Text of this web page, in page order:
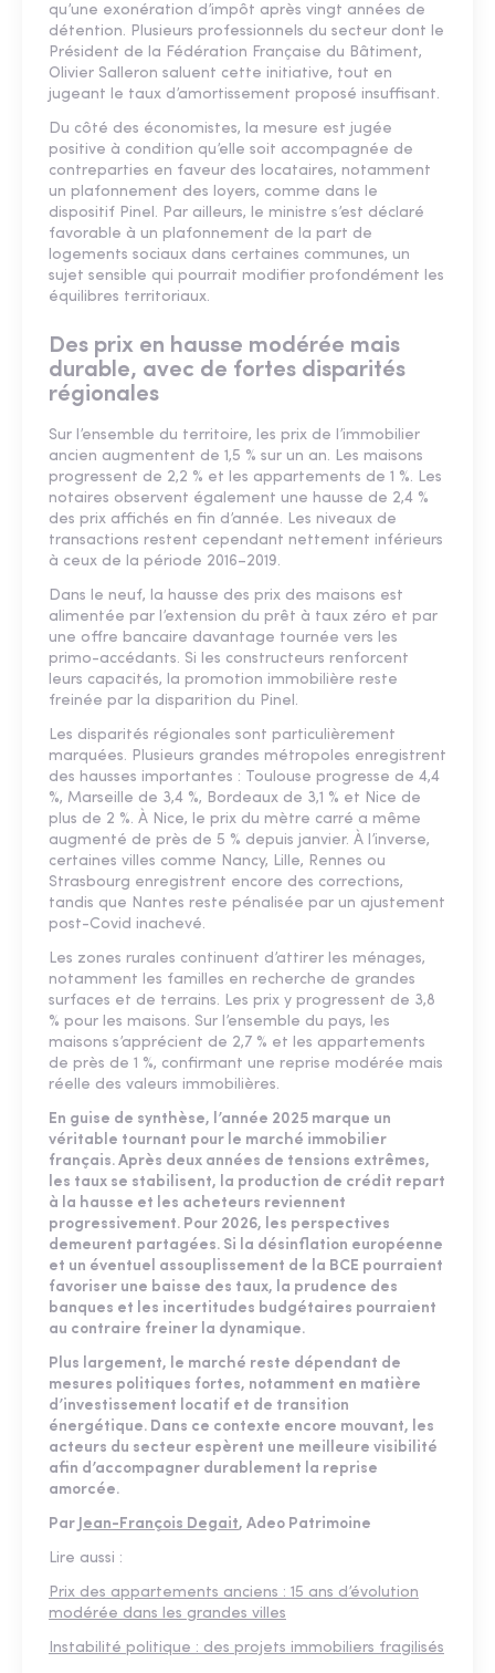
qu’une exonération d’impôt après vingt années de
détention. Plusieurs professionnels du secteur dont le
Président de la Fédération Française du Bâtiment,
Olivier Salleron saluent cette initiative, tout en
jugeant le taux d’amortissement proposé insuffisant.
Du côté des économistes, la mesure est jugée
positive à condition qu’elle soit accompagnée de
contreparties en faveur des locataires, notamment
un plafonnement des loyers, comme dans le
dispositif Pinel. Par ailleurs, le ministre s’est déclaré
favorable à un plafonnement de la part de
logements sociaux dans certaines communes, un
sujet sensible qui pourrait modifier profondément les
équilibres territoriaux.
Des prix en hausse modérée mais
durable, avec de fortes disparités
régionales
Sur l’ensemble du territoire, les prix de l’immobilier
ancien augmentent de 1,5 % sur un an. Les maisons
progressent de 2,2 % et les appartements de 1 %. Les
notaires observent également une hausse de 2,4 %
des prix affichés en fin d’année. Les niveaux de
transactions restent cependant nettement inférieurs
à ceux de la période 2016–2019.
Dans le neuf, la hausse des prix des maisons est
alimentée par l’extension du prêt à taux zéro et par
une offre bancaire davantage tournée vers les
primo-accédants. Si les constructeurs renforcent
leurs capacités, la promotion immobilière reste
freinée par la disparition du Pinel.
Les disparités régionales sont particulièrement
marquées. Plusieurs grandes métropoles enregistrent
des hausses importantes : Toulouse progresse de 4,4
%, Marseille de 3,4 %, Bordeaux de 3,1 % et Nice de
plus de 2 %. À Nice, le prix du mètre carré a même
augmenté de près de 5 % depuis janvier. À l’inverse,
certaines villes comme Nancy, Lille, Rennes ou
Strasbourg enregistrent encore des corrections,
tandis que Nantes reste pénalisée par un ajustement
post-Covid inachevé.
Les zones rurales continuent d’attirer les ménages,
notamment les familles en recherche de grandes
surfaces et de terrains. Les prix y progressent de 3,8
% pour les maisons. Sur l’ensemble du pays, les
maisons s’apprécient de 2,7 % et les appartements
de près de 1 %, confirmant une reprise modérée mais
réelle des valeurs immobilières.
En guise de synthèse, l’année 2025 marque un
véritable tournant pour le marché immobilier
français. Après deux années de tensions extrêmes,
les taux se stabilisent, la production de crédit repart
à la hausse et les acheteurs reviennent
progressivement. Pour 2026, les perspectives
demeurent partagées. Si la désinflation européenne
et un éventuel assouplissement de la BCE pourraient
favoriser une baisse des taux, la prudence des
banques et les incertitudes budgétaires pourraient
au contraire freiner la dynamique.
Plus largement, le marché reste dépendant de
mesures politiques fortes, notamment en matière
d’investissement locatif et de transition
énergétique. Dans ce contexte encore mouvant, les
acteurs du secteur espèrent une meilleure visibilité
afin d’accompagner durablement la reprise
amorcée.
Par Jean-François Degait, Adeo Patrimoine
Lire aussi :
Prix des appartements anciens : 15 ans d’évolution
modérée dans les grandes villes
Instabilité politique : des projets immobiliers fragilisés